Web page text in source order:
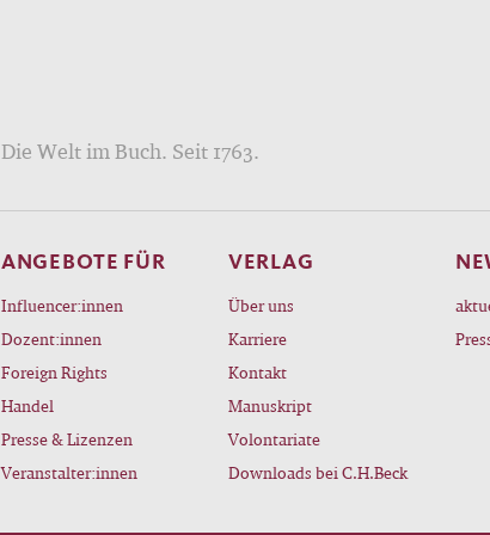
Die Welt im Buch. Seit 1763.
ANGEBOTE FÜR
Influencer:innen
Dozent:innen
Foreign Rights
Handel
Presse & Lizenzen
Veranstalter:innen
VERLAG
Über uns
Karriere
Kontakt
Manuskript
Volontariate
Downloads bei C.H.Beck